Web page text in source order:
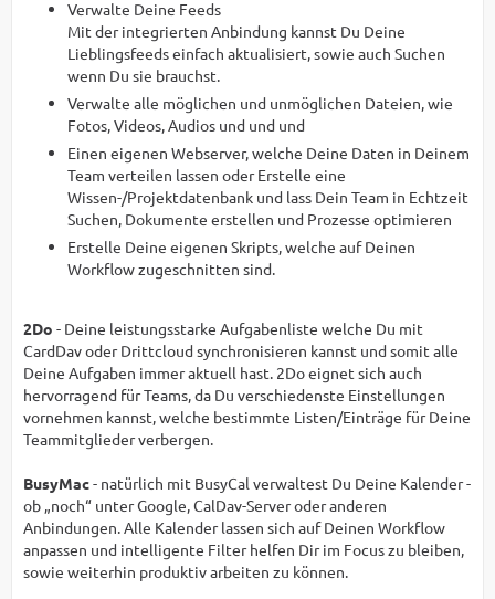
Verwalte Deine Feeds
Mit der integrierten Anbindung kannst Du Deine
Lieblingsfeeds einfach aktualisiert, sowie auch Suchen
wenn Du sie brauchst.
Verwalte alle möglichen und unmöglichen Dateien, wie
Fotos, Videos, Audios und und und
Einen eigenen Webserver, welche Deine Daten in Deinem
Team verteilen lassen oder Erstelle eine
Wissen-/Projektdatenbank und lass Dein Team in Echtzeit
Suchen, Dokumente erstellen und Prozesse optimieren
Erstelle Deine eigenen Skripts, welche auf Deinen
Workflow zugeschnitten sind.
2Do - Deine leistungsstarke Aufgabenliste welche Du mit
CardDav oder Drittcloud synchronisieren kannst und somit alle
Deine Aufgaben immer aktuell hast. 2Do eignet sich auch
hervorragend für Teams, da Du verschiedenste Einstellungen
vornehmen kannst, welche bestimmte Listen/Einträge für Deine
Teammitglieder verbergen.
BusyMac- natürlich mit BusyCal verwaltest Du Deine Kalender -
ob „noch“ unter Google, CalDav-Server oder anderen
Anbindungen. Alle Kalender lassen sich auf Deinen Workflow
anpassen und intelligente Filter helfen Dir im Focus zu bleiben,
sowie weiterhin produktiv arbeiten zu können.